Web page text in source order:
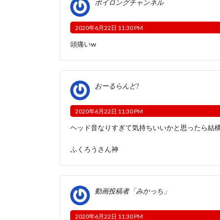
ボイロングチャンネル
2020年6月22日 11:30 PM
頭痛いw
おーるらんど!
2020年6月22日 11:30 PM
ヘッド音なりすぎて気持ちいいかと思ったら結
ふくろうさん神
動画投稿者「みかっち」
2020年6月22日 11:30 PM